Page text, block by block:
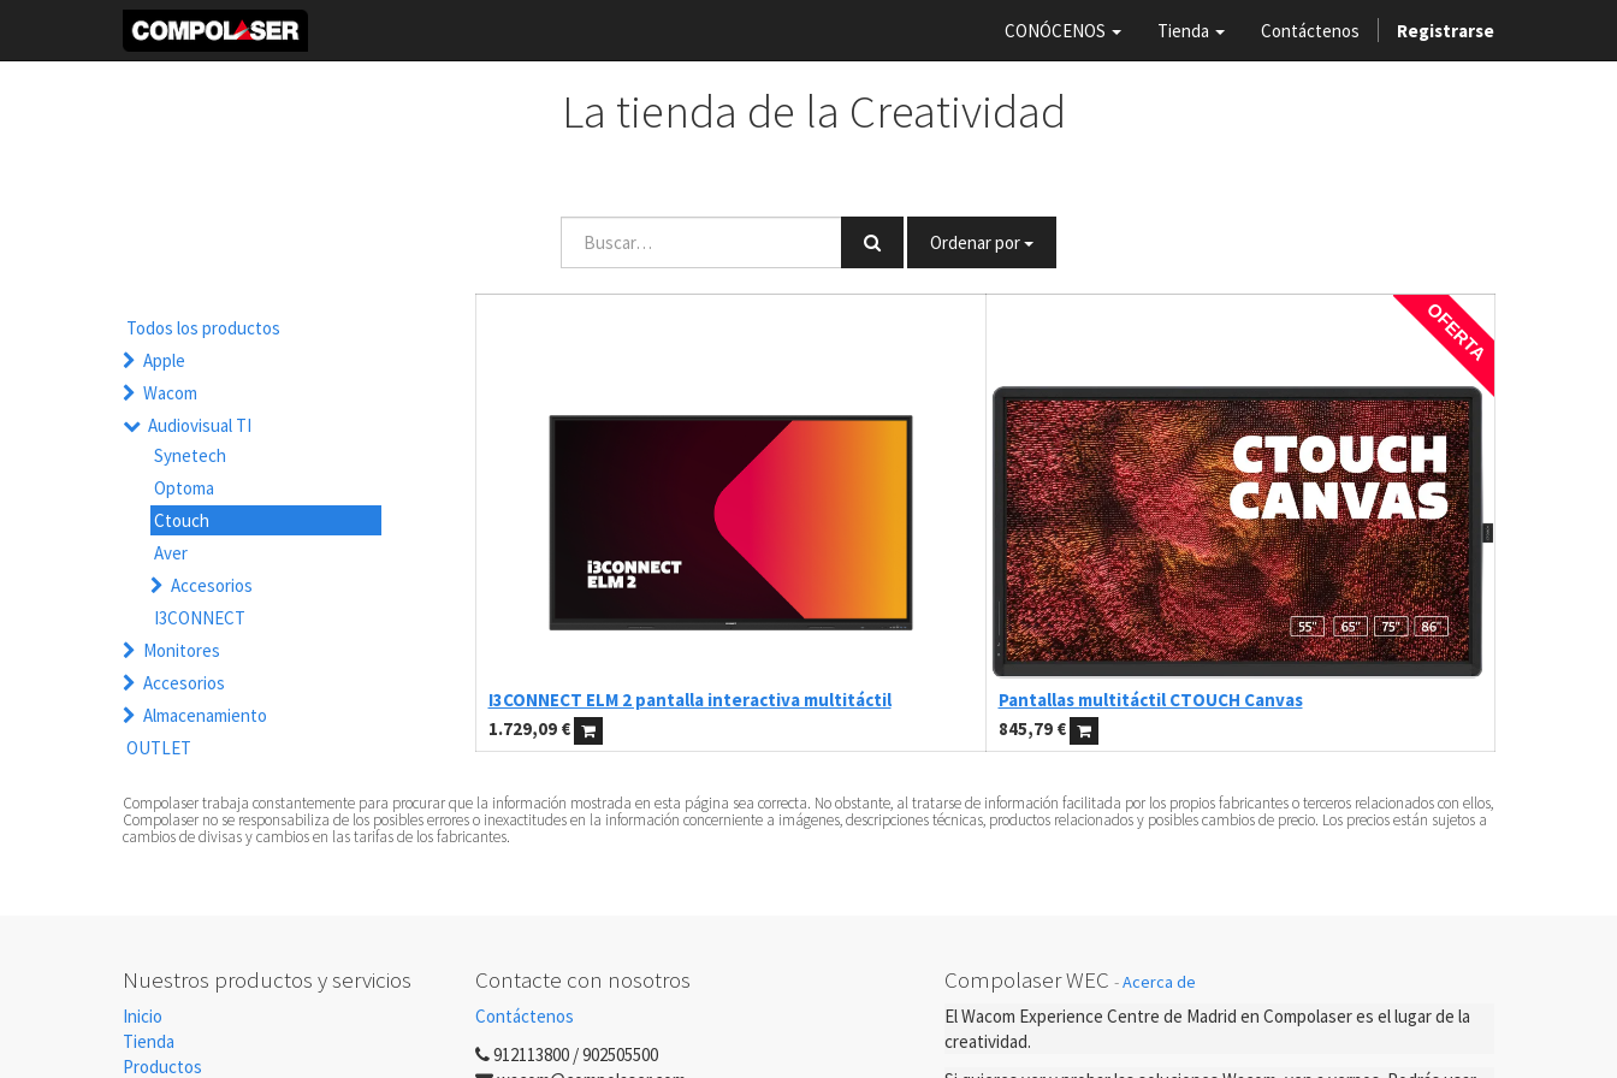
CONÓCENOS Tienda Contáctenos Registrarse
La tienda de la Creatividad
Ordenar por
Todos los productos
Apple
Wacom
Audiovisual TI
Synetech
Optoma
Ctouch
Aver
Accesorios
I3CONNECT
Monitores
Accesorios
Almacenamiento
OUTLET
I3CONNECT ELM 2 pantalla interactiva multitáctil
1.729,09€
OFERTA
Pantallas multitáctil CTOUCH Canvas
845,79€
Compolaser trabaja constantemente para procurar que la información mostrada en esta página sea correcta. No obstante, al tratarse de información facilitada por los propios fabricantes o terceros relacionados con ellos,
Compolaser no se responsabiliza de los posibles errores o inexactitudes en la información concerniente a imágenes, descripciones técnicas, productos relacionados y posibles cambios de precio. Los precios están sujetos a
cambios de divisas y cambios en las tarifas de los fabricantes.
Nuestros productos y servicios
Inicio
Tienda
Productos
Contacte con nosotros
Contáctenos
912113800 / 902505500
Compolaser WEC -Acerca de
El Wacom Experience Centre de Madrid en Compolaser es el lugar de la
creatividad.